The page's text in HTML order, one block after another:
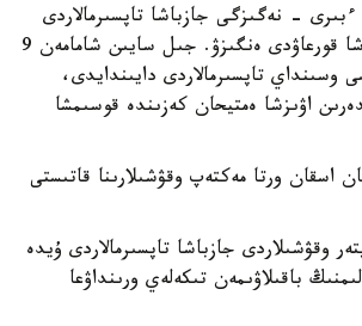
- نەگىزگى جازباشا تاپسىرمالاردى
مىندەتتى تۇردە اۋىزشا قورعاۋدى ەنگىزۋ. جىل سايىن شامامەن 9
تاپسىرمالاردى دايىندايدى،
اۋىزشا ەمتيحان كەزىندە قوسىمشا
16 جاستان اسقان ورتا مەكتەپ وقۋشىلارىنا قاتىستى
وقۋشىلاردى جازباشا تاپسىرمالاردى ۇيدە
باقىلاۋىمەن تىكەلەي ورىنداۋعا